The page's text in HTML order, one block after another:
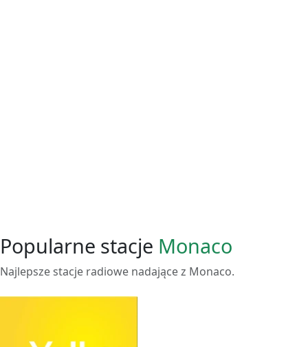
Popularne stacje Monaco
Najlepsze stacje radiowe nadające z Monaco.